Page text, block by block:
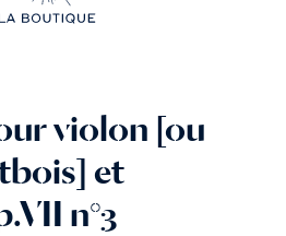
violon [ou
et
n°3